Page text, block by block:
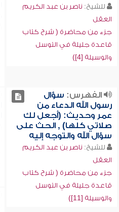
للشيخ: ناصر بن عبد الكريم
العقل
جزء من محاضرة ( شرح كتاب
قاعدة جليلة في التوسل
والوسيلة [4])
الفهرس: سؤال
رسول الله الدعاء من
عمر وحديث: (أجعل لك
صلاتي كلها) , الحث على
سؤال الله والتوجه إليه
للشيخ: ناصر بن عبد الكريم
العقل
جزء من محاضرة ( شرح كتاب
قاعدة جليلة في التوسل
والوسيلة [11])